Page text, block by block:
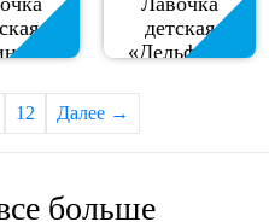
детская
«Дельфин»
12 Далее →
больше